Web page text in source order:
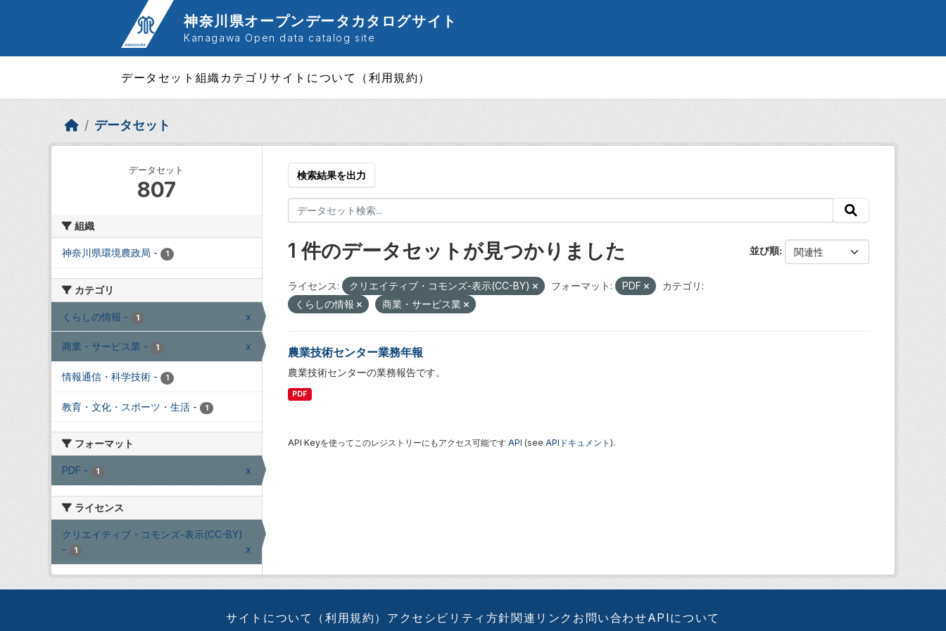
神奈川県オープンデータカタログサイト
Kanagawa Open data catalog site
データセット 組織 カテゴリサイトについて（利用規約）
データセット
データセット
807
組織
神奈川県環境農政局 - 1
カテゴリ
くらしの情報 - 1 x
商業・サービス業 - 1 x
情報通信・科学技術 - 1
教育・文化・スポーツ・生活 - 1
フォーマット
PDF - 1 x
ライセンス
クリエイティブ・コモンズ-表示(CC-BY)
-
1 x
検索結果を出力
並び順
1 件のデータセットが見つかりました
ライセンス: クリエイティブ・コモンズ-表示(CC-BY) フォーマット: PDF
カテゴリ:
くらしの情報
商業・サービス業
農業技術センター業務年報
農業技術センターの業務報告です。
PDF
API Keyを使ってこのレジストリーにもアクセス可能です API (see APIドキュメント ).
サイトについて（利用規約） アクセシビリティ方針関連リンク お問い合わせAPIについて